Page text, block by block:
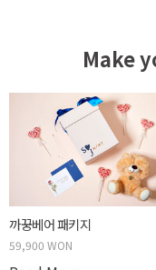
Make
두근두근 박스 패키지
59,900 WON
Read More